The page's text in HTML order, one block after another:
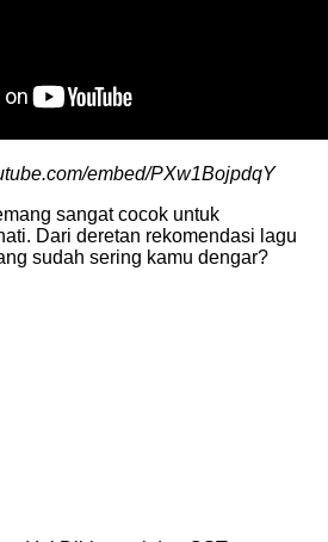
embed/PXw1BojpdqY
sangat cocok untuk
Dari deretan rekomendasi lagu
sudah sering kamu dengar?